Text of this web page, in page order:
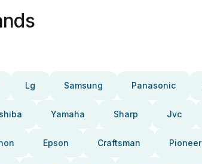
Lg Samsung Panasonic
Yamaha Sharp Jvc
Epson Craftsman Pioneer